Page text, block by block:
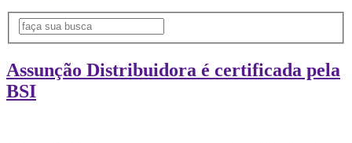
Assunção Distribuidora é certificada pela
BSI